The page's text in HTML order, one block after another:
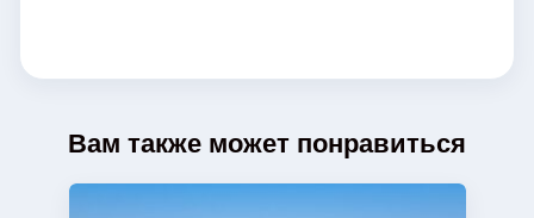
Вам также может понравиться